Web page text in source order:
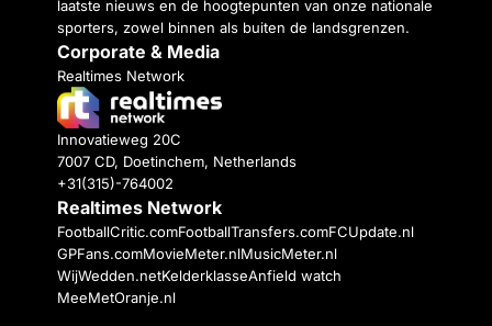
laatste nieuws en de hoogtepunten van onze nationale
sporters, zowel binnen als buiten de landsgrenzen.
Corporate & Media
Realtimes Network
Innovatieweg 20C
7007 CD, Doetinchem, Netherlands
+31(315)-764002
Realtimes Network
FootballCritic.comFootballTransfers.comFCUpdate.nl
GPFans.comMovieMeter.nlMusicMeter.nl
WijWedden.netKelderklasseAnfield watch
MeeMetOranje.nl